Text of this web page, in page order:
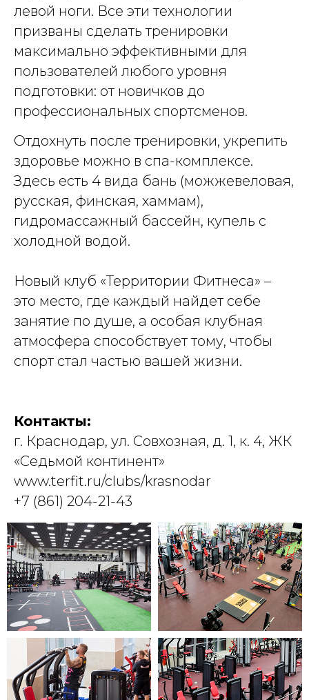
левой ноги. Все эти технологии
призваны сделать тренировки
максимально эффективными для
пользователей любого уровня
подготовки: от новичков до
профессиональных спортсменов.
Отдохнуть после тренировки, укрепить
здоровье можно в спа-комплексе.
Здесь есть 4 вида бань (можжевеловая,
русская, финская, хаммам),
гидромассажный бассейн, купель с
холодной водой.
Новый клуб «Территории Фитнеса» –
это место, где каждый найдет себе
занятие по душе, а особая клубная
атмосфера способствует тому, чтобы
спорт стал частью вашей жизни.
Контакты:
г. Краснодар, ул. Совхозная, д. 1, к. 4, ЖК
«Седьмой континент»
www.terfit.ru/clubs/krasnodar
+7 (861) 204-21-43